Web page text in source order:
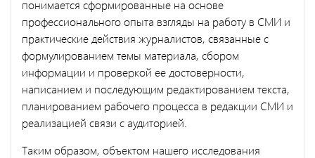
понимается сформированные на основе
профессионального опыта взгляды на работу в СМИ и
практические действия журналистов, связанные с
формулированием темы материала, сбором
информации и проверкой ее достоверности,
написанием и последующим редактированием текста,
планированием рабочего процесса в редакции СМИ и
реализацией связи с аудиторией.
Таким образом, объектом нашего исследования